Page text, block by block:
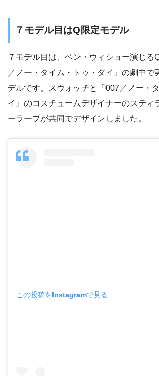
７モデル目はQ限定モデル
７モデル目は、ベン・ウィショー演じる
／ノー・タイム・トゥ・ダイ』の劇中で
デルです。スウォッチと『007／ノー・
イ』のコスチュームデザイナーのスティ
ーラーブが共同でデザインしました。
この投稿をInstagramで見る